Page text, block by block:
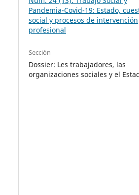
Pandemia-Covid-19: Estado,
social y procesos de intervención
profesional
Sección
Dossier: Les trabajadores, las
organizaciones sociales y el